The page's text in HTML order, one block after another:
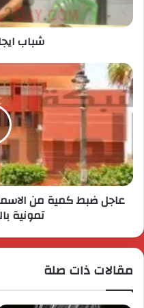
شباب
عاجل ضبط كمية من
تمونية
مقالات ذات صلة